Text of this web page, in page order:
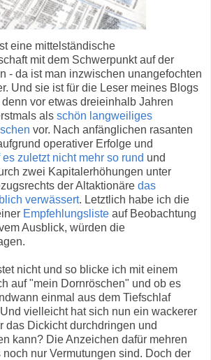
eine mittelständische
mit dem Schwerpunkt auf der
- da ist man inzwischen unangefochten
Und sie ist für die Leser meines Blogs
vor etwas dreieinhalb Jahren
als schön langweiliges
vor. Nach anfänglichen rasanten
operativer Erfolge und
es zuletzt nicht mehr so rund und
zwei Kapitalerhöhungen unter
der Altaktionäre das
verwässert. Letztlich habe ich die
Empfehlungsliste auf Beobachtung
Ausblick, würden die
nicht und so blicke ich mit einem
auf "mein Dornröschen" und ob es
einmal aus dem Tiefschlaf
vielleicht hat sich nun ein wackerer
das Dickicht durchdringen und
kann? Die Anzeichen dafür mehren
nur Vermutungen sind. Doch der